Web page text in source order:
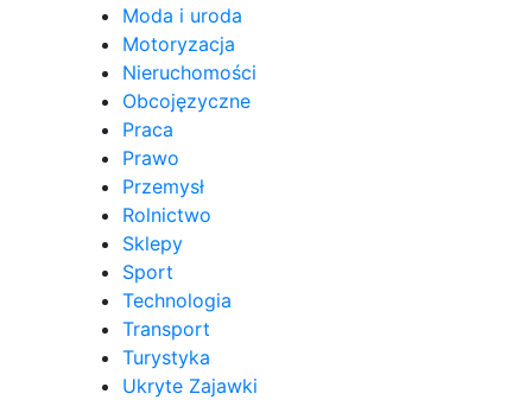
Moda i uroda
Motoryzacja
Nieruchomości
Obcojęzyczne
Praca
Prawo
Przemysł
Rolnictwo
Sklepy
Sport
Technologia
Transport
Turystyka
Ukryte Zajawki